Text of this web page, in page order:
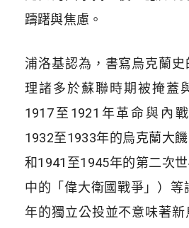
躊躇與焦慮。
浦洛基認為，書寫烏克蘭
理諸多於蘇聯時期被掩蓋
1917至1921年革命與內
1932至1933年的烏克蘭大
和1941至1945年的第二次
中的「偉大衛國戰爭」）等
年的獨立公投並不意味著新